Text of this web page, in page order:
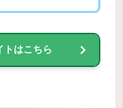
はこちら